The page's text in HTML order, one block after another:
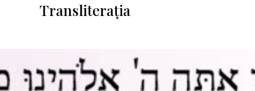
Transliterația